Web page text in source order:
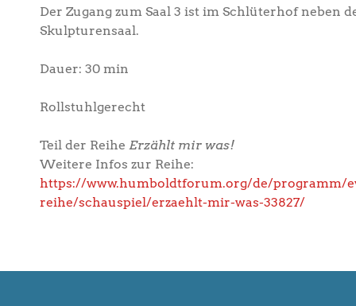
Der Zugang zum Saal 3 ist im Schlüterhof neben
Skulpturensaal.
Dauer: 30 min
Rollstuhlgerecht
Teil der Reihe Erzählt mir was!
Weitere Infos zur Reihe:
https://www.humboldtforum.org/de/programm/
reihe/schauspiel/erzaehlt-mir-was-33827/